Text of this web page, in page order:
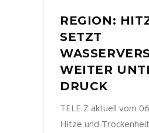
REGION:
SETZT
WEITER
DRUCK
TELE Z aktuell vom
Hitze und